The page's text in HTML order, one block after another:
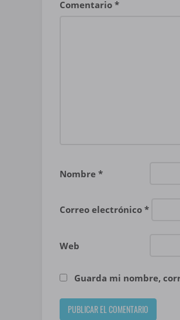
Comentario *
Nombre *
Correo electrónico *
Web
Guarda mi nombre,